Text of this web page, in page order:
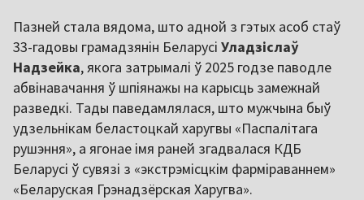
Пазней стала вядома, што адной з гэтых асоб стаў
33-гадовы грамадзянін Беларусі Уладзіслаў
Надзейка, якога затрымалі ў 2025 годзе паводле
абвінавачання ў шпіянажы на карысць замежнай
разведкі. Тады паведамлялася, што мужчына быў
удзельнікам беластоцкай харугвы «Паспалітага
рушэння», а ягонае імя раней згадвалася КДБ
Беларусі ў сувязі з «экстрэмісцкім фарміраваннем»
«Беларуская Грэнадзёрская Харугва».